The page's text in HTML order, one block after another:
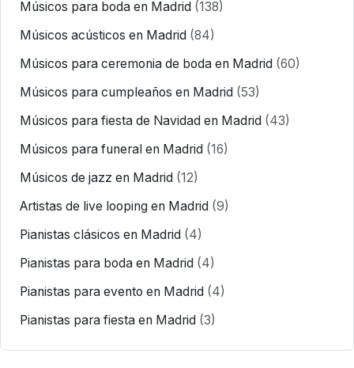
Músicos para boda en Madrid (138)
Músicos acústicos en Madrid (84)
Músicos para ceremonia de boda en Madrid (60)
Músicos para cumpleaños en Madrid (53)
Músicos para fiesta de Navidad en Madrid (43)
Músicos para funeral en Madrid (16)
Músicos de jazz en Madrid (12)
Artistas de live looping en Madrid (9)
Pianistas clásicos en Madrid (4)
Pianistas para boda en Madrid (4)
Pianistas para evento en Madrid (4)
Pianistas para fiesta en Madrid (3)